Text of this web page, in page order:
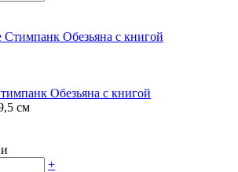
Обезьяна с книгой
см
+